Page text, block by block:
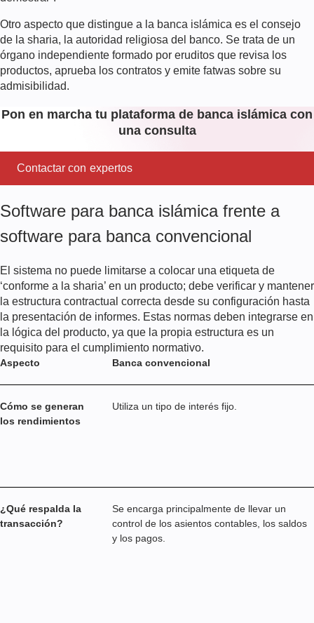
Otro aspecto que distingue a la banca islámica es el consejo
de la sharia, la autoridad religiosa del banco. Se trata de un
órgano independiente formado por eruditos que revisa los
productos, aprueba los contratos y emite fatwas sobre su
admisibilidad.
Pon en marcha tu plataforma de banca islámica con
una consulta
Contactar con expertos
Software para banca islámica frente a
software para banca convencional
El sistema no puede limitarse a colocar una etiqueta de
‘conforme a la sharia’ en un producto; debe verificar y mantener
la estructura contractual correcta desde su configuración hasta
la presentación de informes. Estas normas deben integrarse en
la lógica del producto, ya que la propia estructura es un
requisito para el cumplimiento normativo.
Aspecto Banca convencional
Cómo se generan
los rendimientos
Utiliza un tipo de interés fijo.
¿Qué respalda la
transacción?
Se encarga principalmente de llevar un
control de los asientos contables, los saldos
y los pagos.